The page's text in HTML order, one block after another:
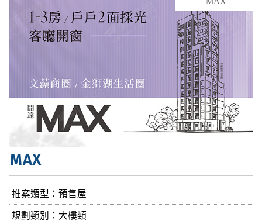
MAX
推案類型：預售屋
規劃類別：大樓類